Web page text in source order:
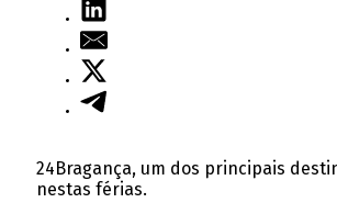
24Bragança, um dos principais
nestas férias.